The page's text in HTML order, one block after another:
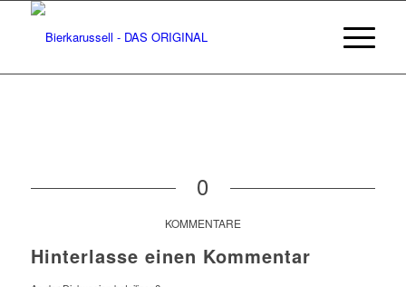
0
KOMMENTARE
Hinterlasse einen Kommentar